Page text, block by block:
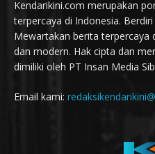
Kendarikini.com merupakan
terpercaya di Indonesia.
Mewartakan berita terpercaya
dan modern. Hak cipta dan
dimiliki oleh PT Insan Media
Email kami: